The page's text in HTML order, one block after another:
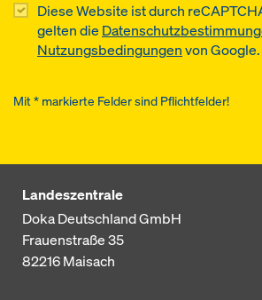
Diese Website ist durch
gelten die
Nutzungsbedingungenvon Google.
Mit * markierte Felder sind Pflichtfelder!
Landeszentrale
Doka Deutschland GmbH
Frauenstraße 35
82216Maisach